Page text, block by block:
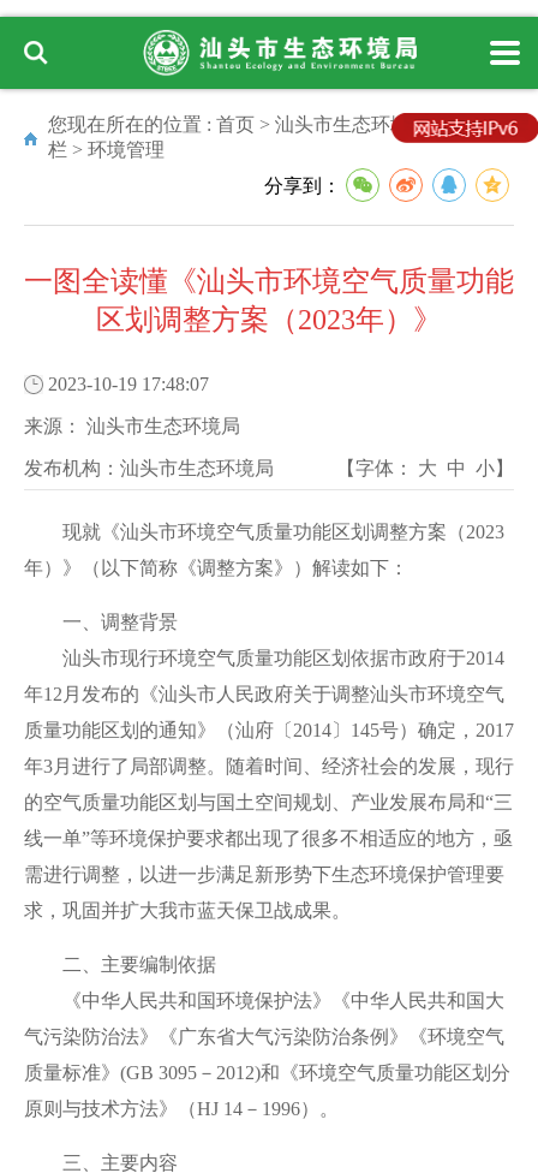
您现在所在的位置 : 首页 > 汕头市生态环境局>专题专
栏 > 环境管理
分享到：
一图全读懂《汕头市环境空气质量功能
区划调整方案（2023年）》
2023-10-19 17:48:07
来源： 汕头市生态环境局
发布机构： 汕头市生态环境局 【字体： 大 中 小】
现就《汕头市环境空气质量功能区划调整方案（2023
年）》（以下简称《调整方案》）解读如下：
一、调整背景
汕头市现行环境空气质量功能区划依据市政府于2014
年12月发布的《汕头市人民政府关于调整汕头市环境空气
质量功能区划的通知》（汕府〔2014〕145号）确定，2017
年3月进行了局部调整。随着时间、经济社会的发展，现行
的空气质量功能区划与国土空间规划、产业发展布局和“三
线一单”等环境保护要求都出现了很多不相适应的地方，亟
需进行调整，以进一步满足新形势下生态环境保护管理要
求，巩固并扩大我市蓝天保卫战成果。
二、主要编制依据
《中华人民共和国环境保护法》《中华人民共和国大
气污染防治法》《广东省大气污染防治条例》《环境空气
质量标准》(GB 3095－2012)和《环境空气质量功能区划分
原则与技术方法》（HJ 14－1996）。
三、主要内容